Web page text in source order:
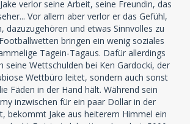
verlor seine Arbeit, seine Freundin, das
Vor allem aber verlor er das Gefühl,
dazuzugehören und etwas Sinnvolles zu
bringen ein wenig soziales
Tagein-Tagaus. Dafür allerdings
seine Wettschulden bei Ken Gardocki, der
Wettbüro leitet, sondern auch sonst
Fäden in der Hand hält. Während sein
inzwischen für ein paar Dollar in der
bekommt Jake aus heiterem Himmel ein